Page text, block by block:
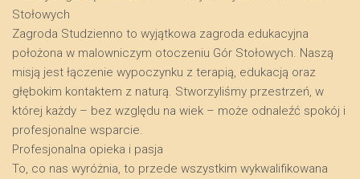
Stołowych
​Zagroda Studzienno to wyjątkowa zagroda edukacyjna
położona w malowniczym otoczeniu Gór Stołowych. Naszą
misją jest łączenie wypoczynku z terapią, edukacją oraz
głębokim kontaktem z naturą. Stworzyliśmy przestrzeń, w
której każdy – bez względu na wiek – może odnaleźć spokój i
profesjonalne wsparcie.
​Profesjonalna opieka i pasja
​To, co nas wyróżnia, to przede wszystkim wykwalifikowana